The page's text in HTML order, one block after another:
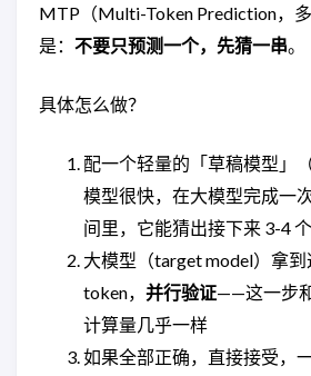
MTP（Multi-Token Prediction，
是： 不要只预测一个，先猜一串。
具体怎么做？
配一个轻量的「草稿模型」
模型很快，在大模型完成一
间里，它能猜出接下来 3-4
大模型（target model）拿
token， 并行验证——这一步
计算量几乎一样
如果全部正确，直接接受，